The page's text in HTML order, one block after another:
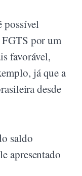
possível
por um
favorável,
já que a
desde
saldo
apresentado